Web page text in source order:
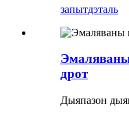
запытдэталь
дрот
Дыяпазон